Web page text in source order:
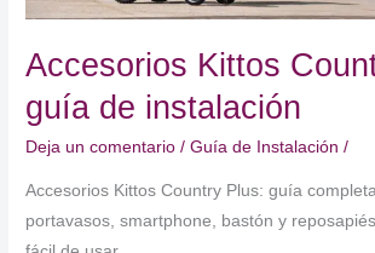
Accesorios Kittos
guía de instalación
Deja un comentario /Guía de Instalación /
Accesorios Kittos Country Plus: guía
portavasos, smartphone, bastón y